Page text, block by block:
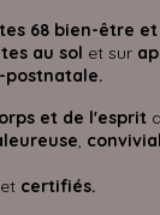
68 bien-être
au sol et sur
et de l'esprit
,
et certifiés.